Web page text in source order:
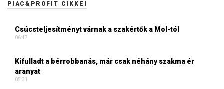
PIAC&PROFIT CIKKEI
Csúcsteljesítményt várnak a szakértők a Mol-tól
06:47
Kifulladt a bérrobbanás, már csak néhány szakma ér
aranyat
05:31